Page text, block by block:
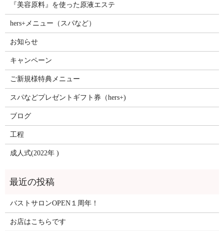
『美容原料』を使った原液エステ
hers+メニュー（スパなど）
お知らせ
キャンペーン
ご新規様特典メニュー
スパなどプレゼントギフト券（hers+)
ブログ
工程
成人式(2022年 )
バストサロンOPEN１周年！
お店はこちらです